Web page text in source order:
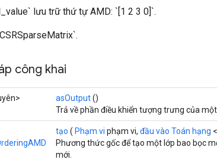
lưu trữ thứ tự AMD: `[1 2 3 0]`.
công khai
asOutput()
Trả về phần điều khiển tượng trưng của
tạo ( Phạm vi phạm vi, đầu vào Toán hạng
Phương thức gốc để tạo một lớp bao bọc
mới.